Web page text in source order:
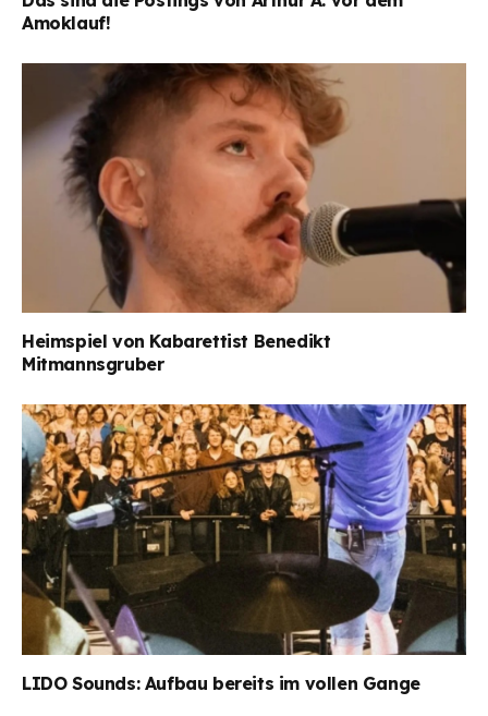
Amoklauf!
Heimspiel von Kabarettist Benedikt
Mitmannsgruber
LIDO Sounds: Aufbau bereits im vollen Gange